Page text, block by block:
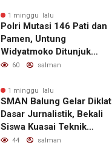
1 minggu lalu
Polri Mutasi 146 Pati dan
Pamen, Untung
Widyatmoko Ditunjuk
sebagai Kadivhubinter
60 salman
1 minggu lalu
SMAN Balung Gelar Diklat
Dasar Jurnalistik, Bekali
Siswa Kuasai Teknik
Menulis Berita yang
44 salman